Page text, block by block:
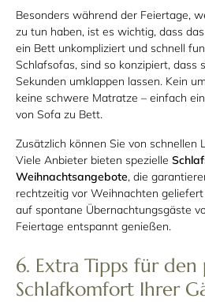
Besonders während der Feiertage,
zu tun haben, ist es wichtig, dass
ein Bett unkompliziert und schnell
Schlafsofas, sind so konzipiert, dass
Sekunden umklappen lassen. Kein
keine schwere Matratze – einfach
von Sofa zu Bett.
Zusätzlich können Sie von schnellen
Viele Anbieter bieten spezielle
Weihnachtsangebote, die
rechtzeitig vor Weihnachten
auf spontane Übernachtungsgäste
Feiertage entspannt genießen.
6. Extra Tipps für
Schlafkomfort Ihrer